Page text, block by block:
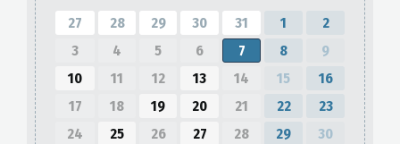
27
28 29 30 31 1
2
3
4 5 6 7 8
9
10
11 12 13 14 15
16
17
18 19 20 21 22
23
24
25 26 27 28 29
30